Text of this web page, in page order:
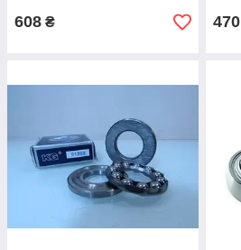
608 ₴ 470